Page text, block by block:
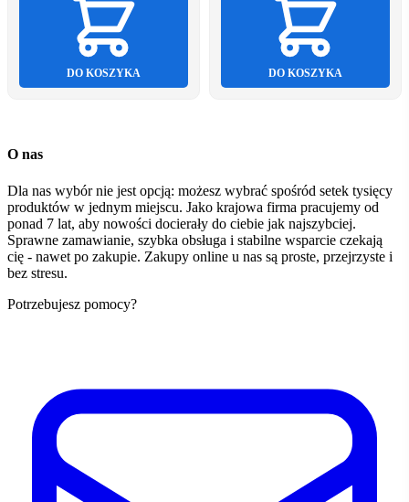
DO KOSZYKA DO KOSZYKA
O nas
Dla nas wybór nie jest opcją: możesz wybrać spośród setek tysięcy
produktów w jednym miejscu. Jako krajowa firma pracujemy od
ponad 7 lat, aby nowości docierały do ciebie jak najszybciej.
Sprawne zamawianie, szybka obsługa i stabilne wsparcie czekają
cię - nawet po zakupie. Zakupy online u nas są proste, przejrzyste i
bez stresu.
Potrzebujesz pomocy?